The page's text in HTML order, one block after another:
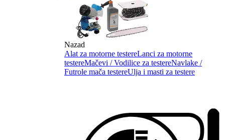
Nazad
Alat za motorne testereLanci za motorne
testereMačevi / Vodilice za testereNavlake /
Futrole mača testereUlja i masti za testere